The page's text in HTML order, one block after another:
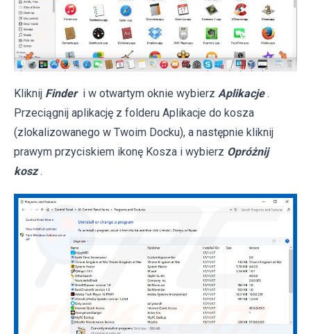
Kliknij Finder i w otwartym oknie wybierz Aplikacje .
Przeciągnij aplikację z folderu Aplikacje do kosza
(zlokalizowanego w Twoim Docku), a następnie kliknij
prawym przyciskiem ikonę Kosza i wybierz Opróżnij
kosz .